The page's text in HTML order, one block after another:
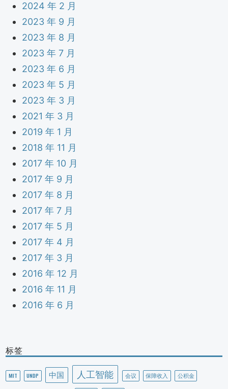
2024 年 2 月
2023 年 9 月
2023 年 8 月
2023 年 7 月
2023 年 6 月
2023 年 5 月
2023 年 3 月
2021 年 3 月
2019 年 1 月
2018 年 11 月
2017 年 10 月
2017 年 9 月
2017 年 8 月
2017 年 7 月
2017 年 5 月
2017 年 4 月
2017 年 3 月
2016 年 12 月
2016 年 11 月
2016 年 6 月
标签
MIT UNDP 中国 人工智能 会议 保障收入 公积金